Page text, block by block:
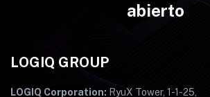
abierto
LOGIQ GROUP
LOGIQ Corporation: RyuX Tower, 1-1-25,